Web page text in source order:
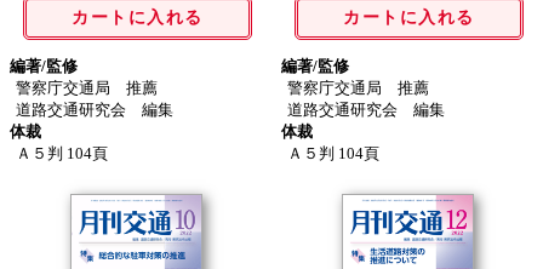
カートに入れる
編著/監修
警察庁交通局 推薦
道路交通研究会 編集
体裁
Ａ５判 104頁
カートに入れる
編著/監修
警察庁交通局 推薦
道路交通研究会 編集
体裁
Ａ５判 104頁